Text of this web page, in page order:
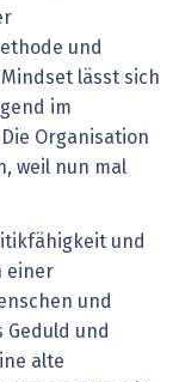
und
lässt sich
im
Organisation
weil nun mal
und
einer
und
und
alte